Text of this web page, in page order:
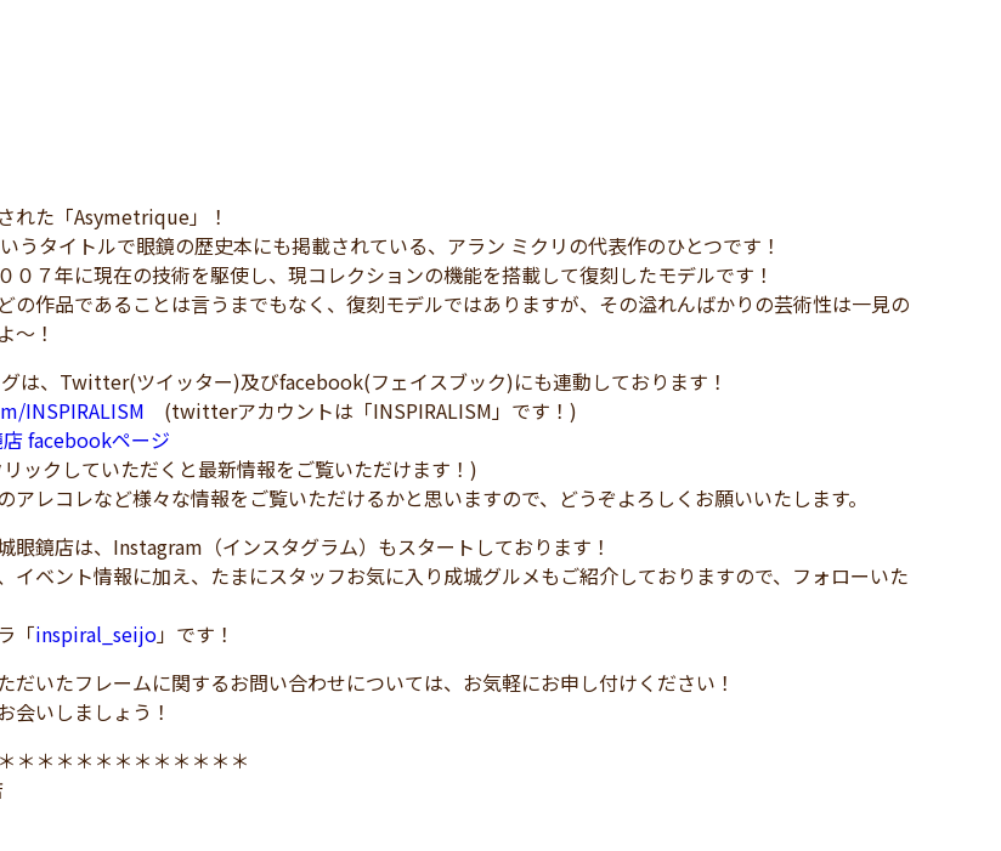
れた「Asymetrique」！
うタイトルで眼鏡の歴史本にも掲載されている、アラン ミクリの代表作のひとつです！
０７年に現在の技術を駆使し、現コレクションの機能を搭載して復刻したモデルです！
の作品であることは言うまでもなく、復刻モデルではありますが、その溢れんばかりの芸術性は一見の
～！
は、Twitter(ツイッター)及びfacebook(フェイスブック)にも連動しております！
INSPIRALISM (twitterアカウントは「INSPIRALISM」です！)
facebookページ
ックしていただくと最新情報をご覧いただけます！)
アレコレなど様々な情報をご覧いただけるかと思いますので、どうぞよろしくお願いいたします。
鏡店は、Instagram（インスタグラム）もスタートしております！
イベント情報に加え、たまにスタッフお気に入り成城グルメもご紹介しておりますので、フォローいた
「inspiral_seijo」です！
いたフレームに関するお問い合わせについては、お気軽にお申し付けください！
会いしましょう！
＊＊＊＊＊＊＊＊＊＊＊＊